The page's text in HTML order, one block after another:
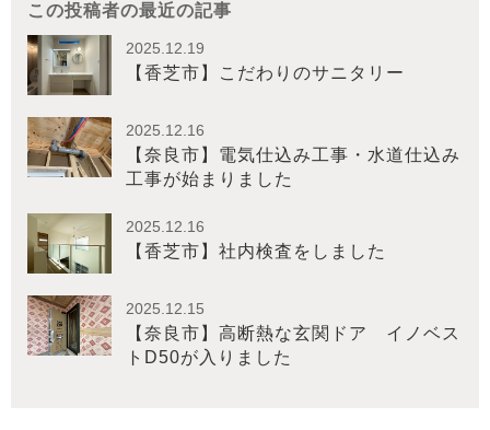
この投稿者の最近の記事
2025.12.19
【香芝市】こだわりのサニタリー
2025.12.16
【奈良市】電気仕込み工事・水道仕込み
工事が始まりました
2025.12.16
【香芝市】社内検査をしました
2025.12.15
【奈良市】高断熱な玄関ドア イノベス
トD50が入りました